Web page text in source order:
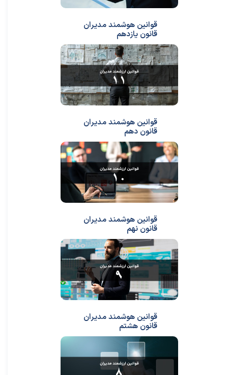
قوانین هوشمند مدیران
قانون یازدهم
قوانین هوشمند مدیران
قانون دهم
قوانین هوشمند مدیران
قانون نهم
قوانین هوشمند مدیران
قانون هشتم